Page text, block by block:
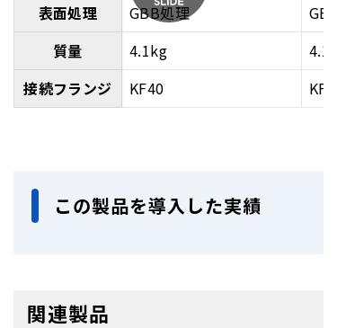
（軸）
N2パージ（ガ
スバラ）
0～45SLM 0～
表面処理 GBB処理
質量
4.1kg
4.1kg
接続フランジ
KF40 KF40
この製品を導入した実績
関連製品